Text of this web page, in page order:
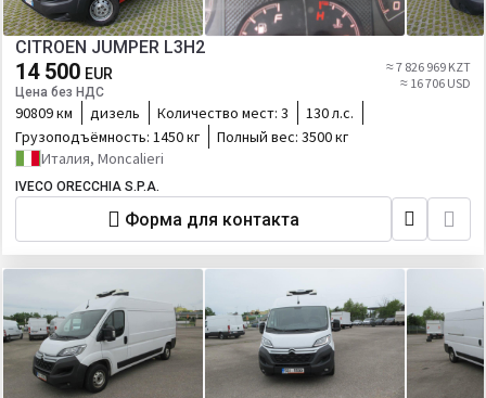
CITROEN JUMPER L3H2
14 500 EUR
Цена без НДС
≈ 7 826 969 KZT
≈ 16 706 USD
90809 км дизель Количество мест: 3
130 л.с.
Грузоподъёмность: 1450 кг Полный вес: 3500 кг
Италия, Moncalieri
IVECO ORECCHIA S.P.A.
Форма для контакта